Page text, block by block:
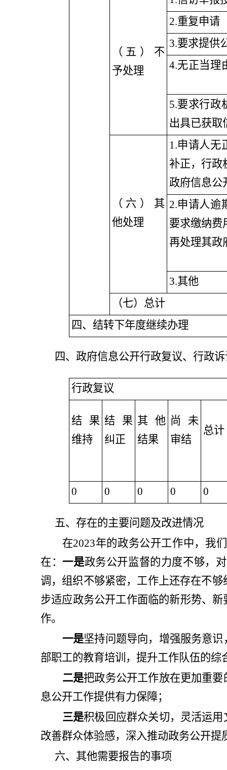
（五）不
予处理
2.重复申请
3.要求提供
4.无正当理
5.要求行政
出具已获取
（六）其
他处理
1.申请人无
补正，行政
政府信息公
2.申请人逾
要求缴纳费
再处理其政
3.其他
（七）总计
四、结转下年度继续办理
四、政府信息公开行政复议、行政
行政复议
结果
维持
结果
纠正
其他
结果
尚未
审结
总计
0 0 0 0 0
五、存在的主要问题及改进情况
在2023年的政务公开工作中，我
在： 一是政务公开监督的力度不够，
调，组织不够紧密，工作上还存在不够
步适应政务公开工作面临的新形势、
作。
一是坚持问题导向，增强服务意
部职工的教育培训，提升工作队伍的
二是把政务公开工作放在更加重
息公开工作提供有力保障；
三是积极回应群众关切，灵活运
改善群众体验感，深入推动政务公开提
六、其他需要报告的事项